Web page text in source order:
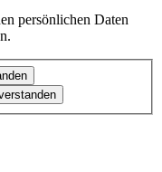
persönlichen Daten